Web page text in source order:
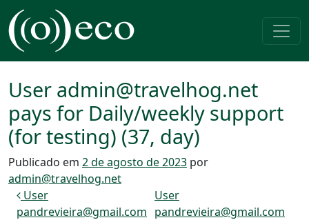
Pular para o conteúdo
Navegação principal
User admin@travelhog.net
pays for Daily/weekly support
(for testing) (37, day)
Publicado em 2 de agosto de 2023 por
admin@travelhog.net
Navegação de post
User
pandrevieira@gmail.com
User
pandrevieira@gmail.com